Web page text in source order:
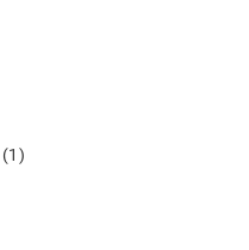
(1)